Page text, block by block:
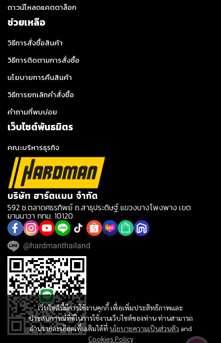
เว็บไซต์นี้มีการใช้งานคุกกี้ เพื่อเพิ่มประสิทธิภาพและ
ประสบการณ์ที่ดีในการใช้งานเว็บไซต์ของท่าน ท่านสามารถ
อ่านรายละเอียดเพิ่มเติมได้ที่ นโยบายความเป็นส่วนตัว and
Cookies Policy
ดาวน์โหลดแคตตาล็อก
ช่วยเหลือ
วิธีการสั่งซื้อสินค้า
วิธีการติดตามการสั่งซื้อ
นโยบายการคืนสินค้า
วิธีการยกเลิกคำสั่งซื้อ
คำถามที่พบบ่อย
เว็บไซต์พันธมิตร
คณะบริหารธุรกิจ
บริษัท ฮาร์ดแมน จำกัด
592 ซ.ตลาดศธรทิพย์ ถ.สาธุประดิษฐ์ แขวงบางโพงพาง เขต
ยานนาวา กทม. 10120
@hardmanthailand